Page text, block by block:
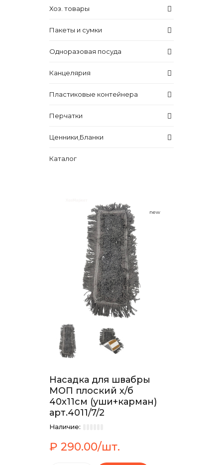
Хоз. товары
Пакеты и сумки
Одноразовая посуда
Канцелярия
Пластиковые контейнера
Перчатки
Ценники,Бланки
Каталог
new
Насадка для швабры
МОП плоский х/б
40х11см (уши+карман)
арт.4011/7/2
Наличие:
₽ 290.00/шт.